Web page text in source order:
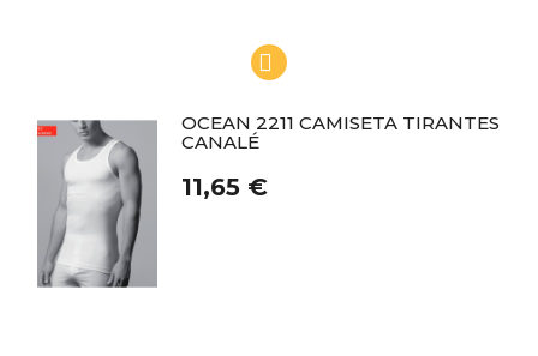
OCEAN 2211 CAMISETA TIRANTES
CANALÉ
11,65 €